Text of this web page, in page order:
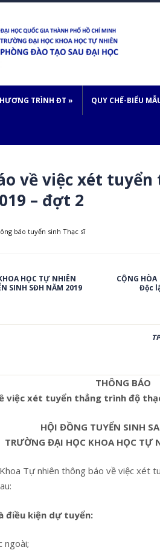
TRÌNH ĐT » QUY CHẾ-BIỂU
về việc xét
– đợt 2
báo tuyển sinh Thạc sĩ
HỌC TỰ NHIÊN
SINH SĐH NĂM 2019
CỘNG
Độc
THÔNG BÁO
việc xét tuyển thẳng trình độ
HỘI ĐỒNG TUYỂN SINH
TRƯỜNG ĐẠI HỌC KHOA HỌC TỰ
Tự nhiên thông báo về việc xét
điều kiện dự tuyển:
ngoài;